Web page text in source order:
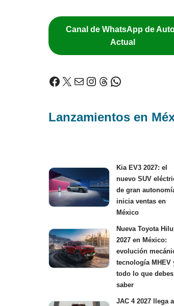
Canal de WhatsApp de
Actual
Lanzamientos en
Kia EV3 2027: el
nuevo SUV
de gran
inicia ventas en
México
Nueva Toyota
2027 en México:
evolución
tecnología MHEV
todo lo que debes
saber
JAC 4 2027 llega a